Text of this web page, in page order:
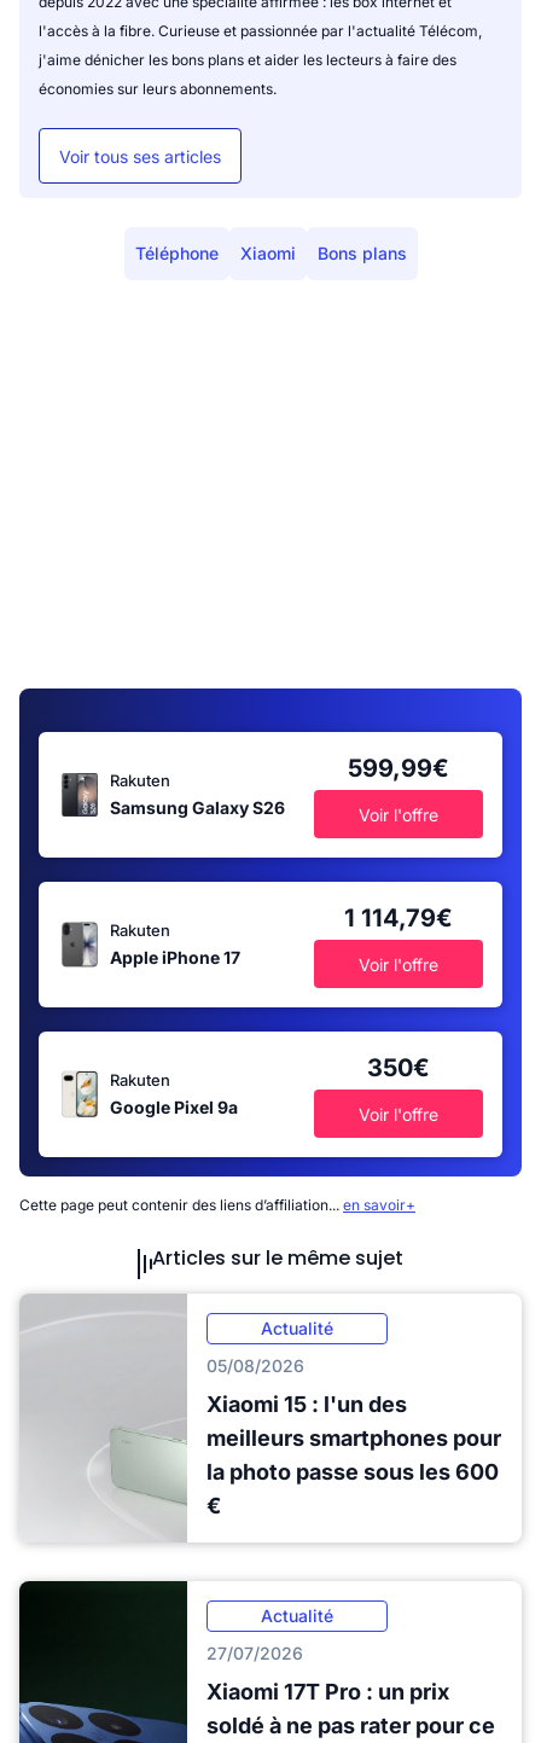
l'accès à la fibre. Curieuse et passionnée par l'actualité Télécom,
j'aime dénicher les bons plans et aider les lecteurs à faire des
économies sur leurs abonnements.
Voir tous ses articles
Téléphone Xiaomi Bons plans
Rakuten
Samsung Galaxy S26
599,99€
Voir l'offre
Rakuten
Apple iPhone 17
1 114,79€
Voir l'offre
Rakuten
Google Pixel 9a
350€
Voir l'offre
Cette page peut contenir des liens d’affiliation... en savoir+
Articles sur le même sujet
Actualité
05/08/2026
Xiaomi 15 : l'un des
meilleurs smartphones pour
la photo passe sous les 600
€
Actualité
27/07/2026
Xiaomi 17T Pro : un prix
soldé à ne pas rater pour ce